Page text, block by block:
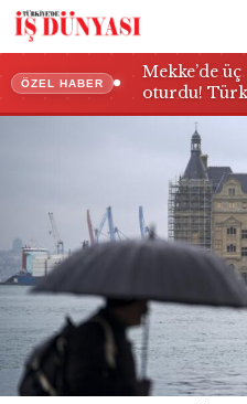
ÖZEL HABER
Mekke’de
oturdu!